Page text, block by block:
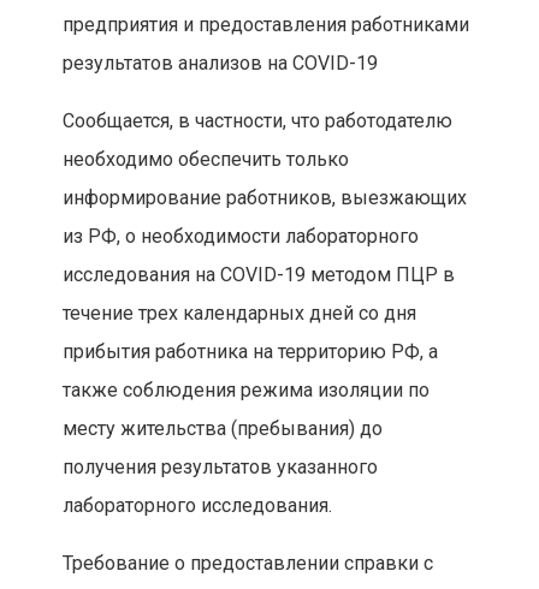
предприятия и предоставления работниками
результатов анализов на COVID-19
Сообщается, в частности, что работодателю
необходимо обеспечить только
информирование работников, выезжающих
из РФ, о необходимости лабораторного
исследования на COVID-19 методом ПЦР в
течение трех календарных дней со дня
прибытия работника на территорию РФ, а
также соблюдения режима изоляции по
месту жительства (пребывания) до
получения результатов указанного
лабораторного исследования.
Требование о предоставлении справки с